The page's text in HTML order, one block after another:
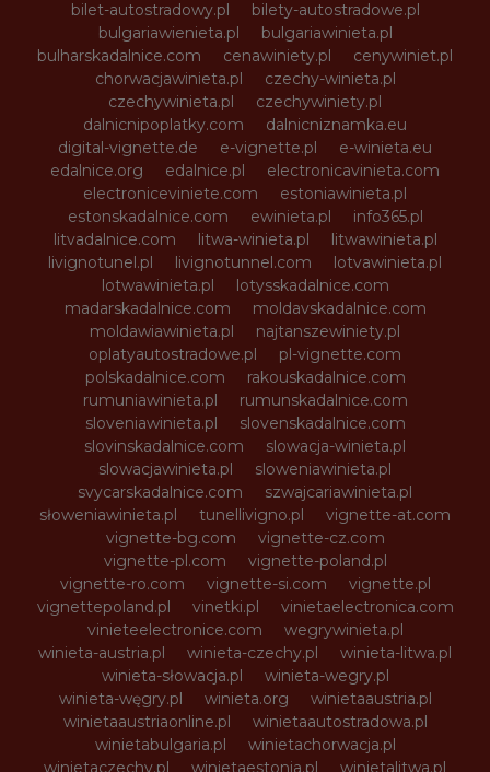
bilet-autostradowy.pl
bilety-autostradowe.pl
bulgariawienieta.pl
bulgariawinieta.pl
bulharskadalnice.com
cenawiniety.pl
cenywiniet.pl
chorwacjawinieta.pl
czechy-winieta.pl
czechywinieta.pl
czechywiniety.pl
dalnicnipoplatky.com
dalnicniznamka.eu
digital-vignette.de
e-vignette.pl
e-winieta.eu
edalnice.org
edalnice.pl
electronicavinieta.com
electroniceviniete.com
estoniawinieta.pl
estonskadalnice.com
ewinieta.pl
info365.pl
litvadalnice.com
litwa-winieta.pl
litwawinieta.pl
livignotunel.pl
livignotunnel.com
lotvawinieta.pl
lotwawinieta.pl
lotysskadalnice.com
madarskadalnice.com
moldavskadalnice.com
moldawiawinieta.pl
najtanszewiniety.pl
oplatyautostradowe.pl
pl-vignette.com
polskadalnice.com
rakouskadalnice.com
rumuniawinieta.pl
rumunskadalnice.com
sloveniawinieta.pl
slovenskadalnice.com
slovinskadalnice.com
slowacja-winieta.pl
slowacjawinieta.pl
sloweniawinieta.pl
svycarskadalnice.com
szwajcariawinieta.pl
słoweniawinieta.pl
tunellivigno.pl
vignette-at.com
vignette-bg.com
vignette-cz.com
vignette-pl.com
vignette-poland.pl
vignette-ro.com
vignette-si.com
vignette.pl
vignettepoland.pl
vinetki.pl
vinietaelectronica.com
vinieteelectronice.com
wegrywinieta.pl
winieta-austria.pl
winieta-czechy.pl
winieta-litwa.pl
winieta-słowacja.pl
winieta-wegry.pl
winieta-węgry.pl
winieta.org
winietaaustria.pl
winietaaustriaonline.pl
winietaautostradowa.pl
winietabulgaria.pl
winietachorwacja.pl
winietaczechy.pl
winietaestonia.pl winietalitwa.pl